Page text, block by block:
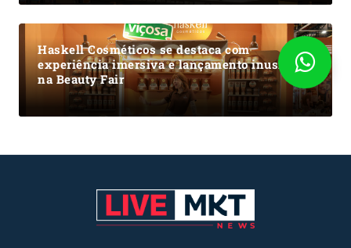
Haskell Cosméticos se destaca com
experiência imersiva e lançamento inusitado
na Beauty Fair